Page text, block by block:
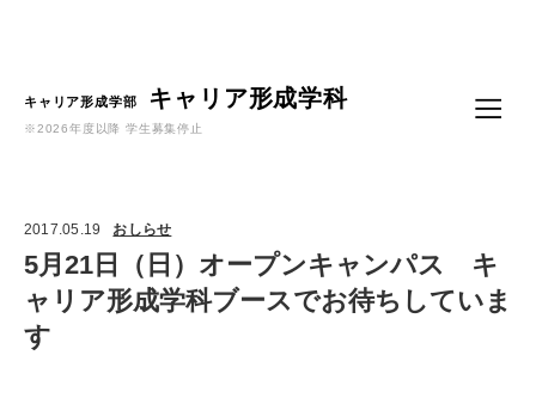
キャリア形成学部 キャリア形成学科
※2026年度以降 学生募集停止
2017.05.19 おしらせ
5月21日（日）オープンキャンパス キ
ャリア形成学科ブースでお待ちしていま
す